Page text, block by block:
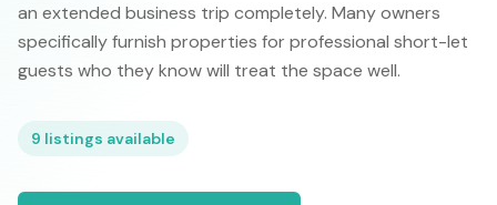
an extended business trip completely. Many owners
specifically furnish properties for professional short-let
guests who they know will treat the space well.
9 listings available